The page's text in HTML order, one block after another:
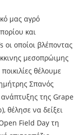
µας αγρό
και
οι οποίοι βλέποντας
µεσοπρώιµης
θέλουµε
Σπανός
της Grape
θέλησε να δείξει
Field Day τη